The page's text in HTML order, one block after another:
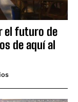
el futuro de
de aquí al